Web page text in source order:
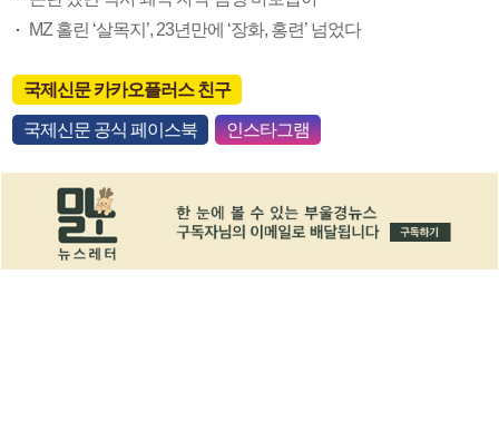
MZ 홀린 ‘살목지’, 23년만에 ‘장화, 홍련’ 넘었다
국제신문 카카오플러스 친구
국제신문 공식 페이스북 인스타그램